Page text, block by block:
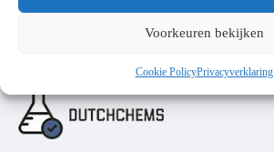
Voorkeuren bekijken
Cookie PolicyPrivacyverklaring